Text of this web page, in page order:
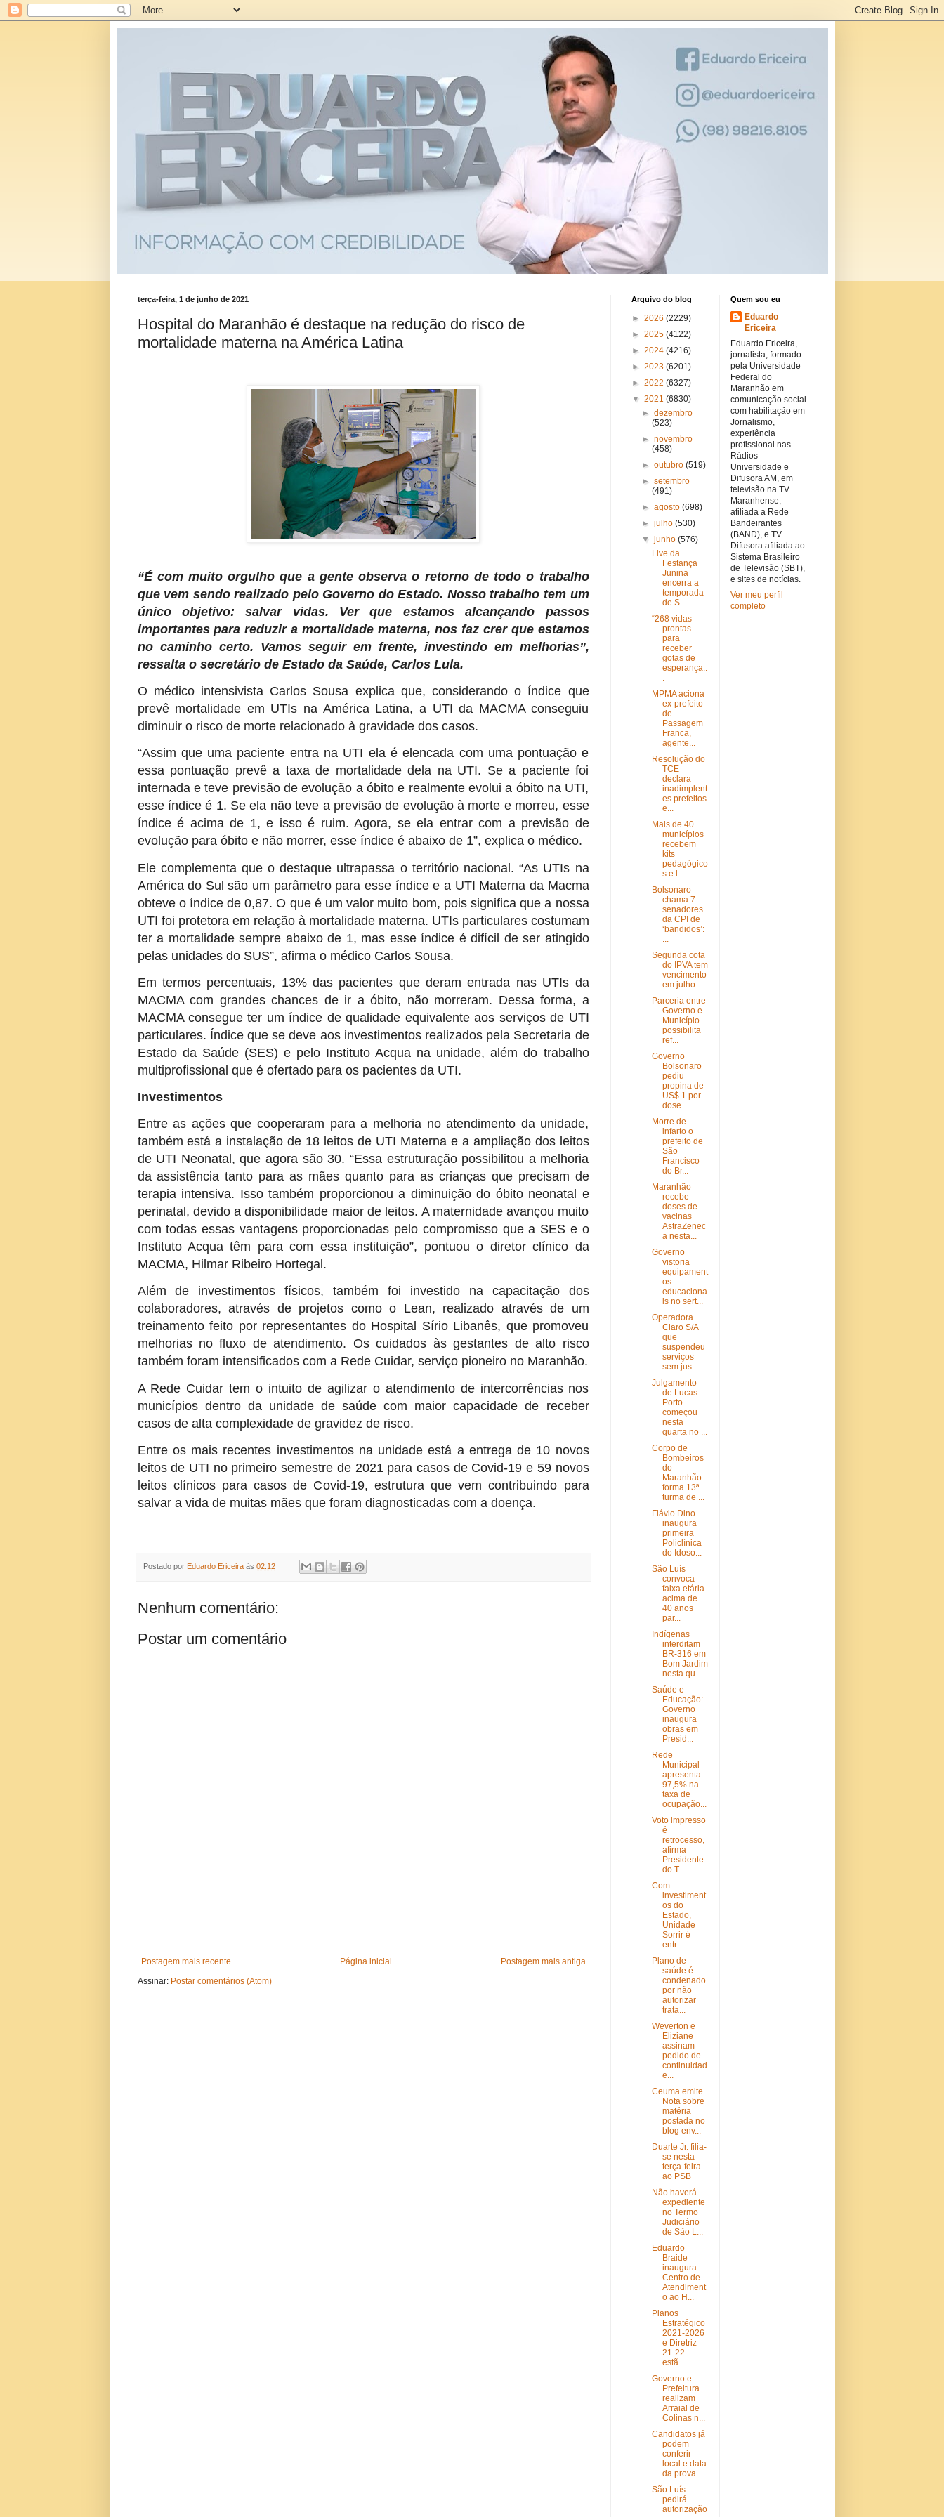
terça-feira, 1 de junho de 2021
Hospital do Maranhão é destaque na redução do risco de
mortalidade materna na América Latina
“É com muito orgulho que a gente observa o retorno de todo o trabalho
que vem sendo realizado pelo Governo do Estado. Nosso trabalho tem um
único objetivo: salvar vidas. Ver que estamos alcançando passos
importantes para reduzir a mortalidade materna, nos faz crer que estamos
no caminho certo. Vamos seguir em frente, investindo em melhorias”,
ressalta o secretário de Estado da Saúde, Carlos Lula.
O médico intensivista Carlos Sousa explica que, considerando o índice que
prevê mortalidade em UTIs na América Latina, a UTI da MACMA conseguiu
diminuir o risco de morte relacionado à gravidade dos casos.
“Assim que uma paciente entra na UTI ela é elencada com uma pontuação e
essa pontuação prevê a taxa de mortalidade dela na UTI. Se a paciente foi
internada e teve previsão de evolução a óbito e realmente evolui a óbito na UTI,
esse índice é 1. Se ela não teve a previsão de evolução à morte e morreu, esse
índice é acima de 1, e isso é ruim. Agora, se ela entrar com a previsão de
evolução para óbito e não morrer, esse índice é abaixo de 1”, explica o médico.
Ele complementa que o destaque ultrapassa o território nacional. “As UTIs na
América do Sul são um parâmetro para esse índice e a UTI Materna da Macma
obteve o índice de 0,87. O que é um valor muito bom, pois significa que a nossa
UTI foi protetora em relação à mortalidade materna. UTIs particulares costumam
ter a mortalidade sempre abaixo de 1, mas esse índice é difícil de ser atingido
pelas unidades do SUS”, afirma o médico Carlos Sousa.
Em termos percentuais, 13% das pacientes que deram entrada nas UTIs da
MACMA com grandes chances de ir a óbito, não morreram. Dessa forma, a
MACMA consegue ter um índice de qualidade equivalente aos serviços de UTI
particulares. Índice que se deve aos investimentos realizados pela Secretaria de
Estado da Saúde (SES) e pelo Instituto Acqua na unidade, além do trabalho
multiprofissional que é ofertado para os pacientes da UTI.
Investimentos
Entre as ações que cooperaram para a melhoria no atendimento da unidade,
também está a instalação de 18 leitos de UTI Materna e a ampliação dos leitos
de UTI Neonatal, que agora são 30. “Essa estruturação possibilitou a melhoria
da assistência tanto para as mães quanto para as crianças que precisam de
terapia intensiva. Isso também proporcionou a diminuição do óbito neonatal e
perinatal, devido a disponibilidade maior de leitos. A maternidade avançou muito
com todas essas vantagens proporcionadas pelo compromisso que a SES e o
Instituto Acqua têm para com essa instituição”, pontuou o diretor clínico da
MACMA, Hilmar Ribeiro Hortegal.
Além de investimentos físicos, também foi investido na capacitação dos
colaboradores, através de projetos como o Lean, realizado através de um
treinamento feito por representantes do Hospital Sírio Libanês, que promoveu
melhorias no fluxo de atendimento. Os cuidados às gestantes de alto risco
também foram intensificados com a Rede Cuidar, serviço pioneiro no Maranhão.
A Rede Cuidar tem o intuito de agilizar o atendimento de intercorrências nos
municípios dentro da unidade de saúde com maior capacidade de receber
casos de alta complexidade de gravidez de risco.
Entre os mais recentes investimentos na unidade está a entrega de 10 novos
leitos de UTI no primeiro semestre de 2021 para casos de Covid-19 e 59 novos
leitos clínicos para casos de Covid-19, estrutura que vem contribuindo para
salvar a vida de muitas mães que foram diagnosticadas com a doença.
Postado por Eduardo Ericeira às 02:12
Nenhum comentário:
Postar um comentário
Postagem mais recente Postagem mais antiga
Página inicial
Assinar: Postar comentários (Atom)
Arquivo do blog
► 2026 (2229)
► 2025 (4122)
► 2024 (4216)
► 2023 (6201)
► 2022 (6327)
▼ 2021 (6830)
► dezembro
(523)
► novembro
(458)
► outubro (519)
► setembro
(491)
► agosto (698)
► julho (530)
▼ junho (576)
Live da
Festança
Junina
encerra a
temporada
de S...
“268 vidas
prontas
para
receber
gotas de
esperança..
.
MPMA aciona
ex-prefeito
de
Passagem
Franca,
agente...
Resolução do
TCE
declara
inadimplent
es prefeitos
e...
Mais de 40
municípios
recebem
kits
pedagógico
s e l...
Bolsonaro
chama 7
senadores
da CPI de
‘bandidos’:
...
Segunda cota
do IPVA tem
vencimento
em julho
Parceria entre
Governo e
Município
possibilita
ref...
Governo
Bolsonaro
pediu
propina de
US$ 1 por
dose ...
Morre de
infarto o
prefeito de
São
Francisco
do Br...
Maranhão
recebe
doses de
vacinas
AstraZenec
a nesta...
Governo
vistoria
equipament
os
educaciona
is no sert...
Operadora
Claro S/A
que
suspendeu
serviços
sem jus...
Julgamento
de Lucas
Porto
começou
nesta
quarta no ...
Corpo de
Bombeiros
do
Maranhão
forma 13ª
turma de ...
Flávio Dino
inaugura
primeira
Policlínica
do Idoso...
São Luís
convoca
faixa etária
acima de
40 anos
par...
Indígenas
interditam
BR-316 em
Bom Jardim
nesta qu...
Saúde e
Educação:
Governo
inaugura
obras em
Presid...
Rede
Municipal
apresenta
97,5% na
taxa de
ocupação...
Voto impresso
é
retrocesso,
afirma
Presidente
do T...
Com
investiment
os do
Estado,
Unidade
Sorrir é
entr...
Plano de
saúde é
condenado
por não
autorizar
trata...
Weverton e
Eliziane
assinam
pedido de
continuidad
e...
Ceuma emite
Nota sobre
matéria
postada no
blog env...
Duarte Jr. filia-
se nesta
terça-feira
ao PSB
Não haverá
expediente
no Termo
Judiciário
de São L...
Eduardo
Braide
inaugura
Centro de
Atendiment
o ao H...
Planos
Estratégico
2021-2026
e Diretriz
21-22
estã...
Governo e
Prefeitura
realizam
Arraial de
Colinas n...
Candidatos já
podem
conferir
local e data
da prova...
São Luís
pedirá
autorização
Quem sou eu
Eduardo
Ericeira
Eduardo Ericeira,
jornalista, formado
pela Universidade
Federal do
Maranhão em
comunicação social
com habilitação em
Jornalismo,
experiência
profissional nas
Rádios
Universidade e
Difusora AM, em
televisão na TV
Maranhense,
afiliada a Rede
Bandeirantes
(BAND), e TV
Difusora afiliada ao
Sistema Brasileiro
de Televisão (SBT),
e sites de notícias.
Ver meu perfil
completo